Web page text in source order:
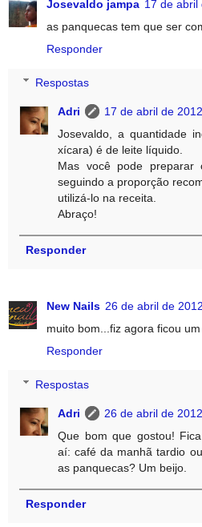
Josevaldo jampa 17 de abril
as panquecas tem que ser
Responder
Respostas
Adri
17 de abril de
Josevaldo, a quantidade
xícara) é de leite líquido.
Mas você pode
seguindo a proporção
utilizá-lo na receita.
Abraço!
Responder
New Nails 26 de abril de
muito bom...fiz agora ficou um
Responder
Respostas
Adri
26 de abril de
Que bom que gostou!
aí: café da manhã tardio
as panquecas? Um beijo.
Responder